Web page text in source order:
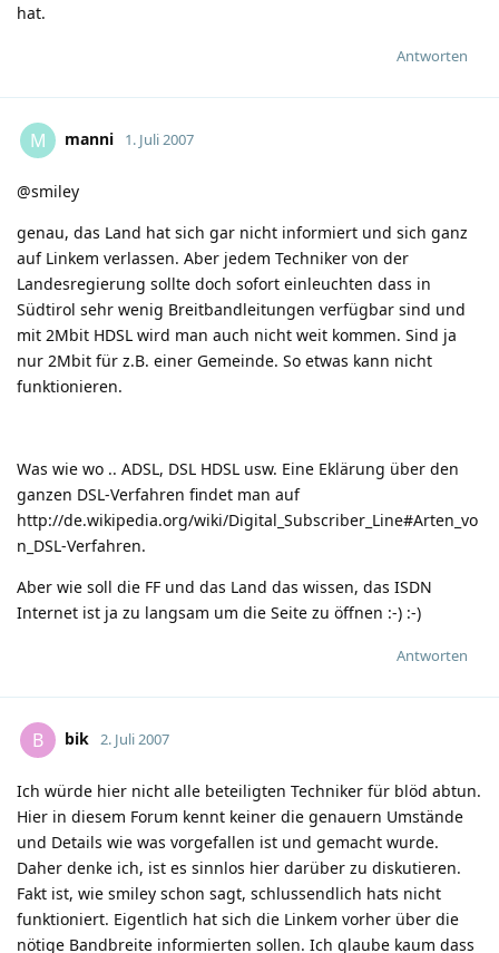
hat.
Antworten
M manni 1. Juli 2007
@smiley
genau, das Land hat sich gar nicht informiert und sich ganz
auf Linkem verlassen. Aber jedem Techniker von der
Landesregierung sollte doch sofort einleuchten dass in
Südtirol sehr wenig Breitbandleitungen verfügbar sind und
mit 2Mbit HDSL wird man auch nicht weit kommen. Sind ja
nur 2Mbit für z.B. einer Gemeinde. So etwas kann nicht
funktionieren.
Was wie wo .. ADSL, DSL HDSL usw. Eine Eklärung über den
ganzen DSL-Verfahren findet man auf
http://de.wikipedia.org/wiki/Digital_Subscriber_Line#Arten_vo
n_DSL-Verfahren.
Aber wie soll die FF und das Land das wissen, das ISDN
Internet ist ja zu langsam um die Seite zu öffnen :-) :-)
Antworten
B bik 2. Juli 2007
Ich würde hier nicht alle beteiligten Techniker für blöd abtun.
Hier in diesem Forum kennt keiner die genauern Umstände
und Details wie was vorgefallen ist und gemacht wurde.
Daher denke ich, ist es sinnlos hier darüber zu diskutieren.
Fakt ist, wie smiley schon sagt, schlussendlich hats nicht
funktioniert. Eigentlich hat sich die Linkem vorher über die
nötige Bandbreite informierten sollen. Ich glaube kaum dass